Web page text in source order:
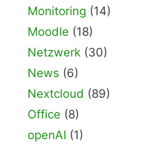
Monitoring (14)
Moodle (18)
Netzwerk (30)
News (6)
Nextcloud (89)
Office (8)
openAI (1)